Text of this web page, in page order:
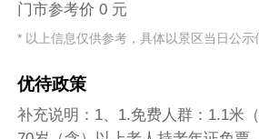
门市参考价 0 元
* 以上信息仅供参考，具体以景区当日公示
优待政策
补充说明：1、1.免费人群：1.1米